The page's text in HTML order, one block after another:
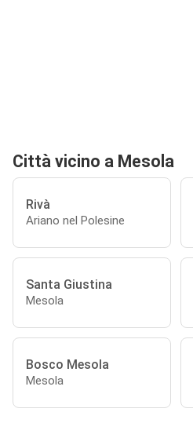
Città vicino a Mesola
Rivà
Ariano nel Polesine
Santa Giustina
Mesola
Bosco Mesola
Mesola